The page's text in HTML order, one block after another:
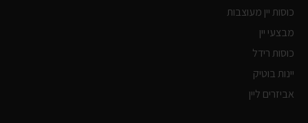
כוסות יין מעוצבות
מבצעי יין
כוסות רידל
יינות בוטיק
אביזרים ליין